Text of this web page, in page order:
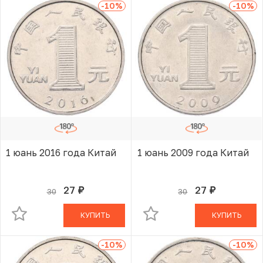
-10%
1 юань 2016 года Китай
30 27 руб.
В КОРЗИНЕ
КУПИТЬ
-10%
1 юань 2009 года Китай
30 27 руб.
В КОРЗИНЕ
КУПИТЬ
-10% -10%